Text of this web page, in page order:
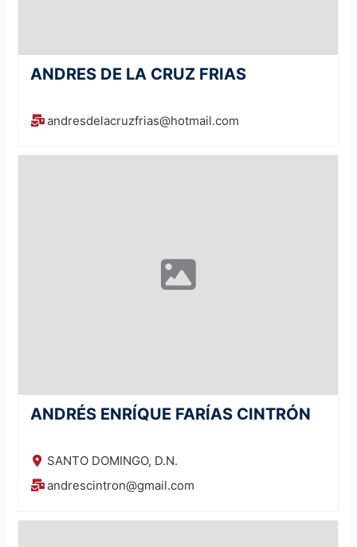
ANDRES DE LA CRUZ FRIAS
andresdelacruzfrias@hotmail.com
ANDRÉS ENRÍQUE FARÍAS CINTRÓN
SANTO DOMINGO, D.N.
andrescintron@gmail.com